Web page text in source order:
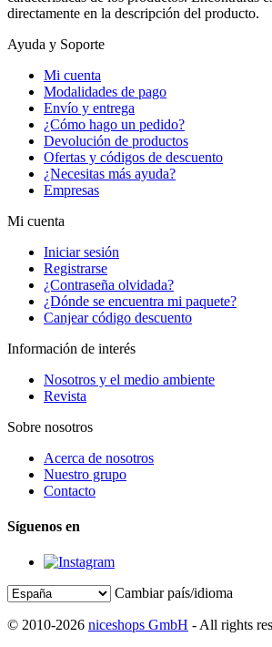
directamente en la descripción del producto.
Ayuda y Soporte
Mi cuenta
Modalidades de pago
Envío y entrega
¿Cómo hago un pedido?
Devolución de productos
Ofertas y códigos de descuento
¿Necesitas más ayuda?
Empresas
Mi cuenta
Iniciar sesión
Registrarse
¿Contraseña olvidada?
¿Dónde se encuentra mi paquete?
Canjear código descuento
Información de interés
Nosotros y el medio ambiente
Revista
Sobre nosotros
Acerca de nosotros
Nuestro grupo
Contacto
Síguenos en
Cambiar país/idioma
© 2010-2026 niceshops GmbH - All rights